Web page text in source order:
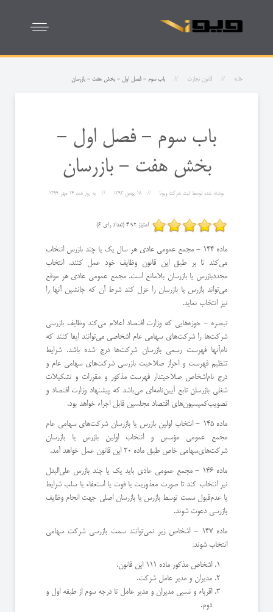
خانه قانون تجارت باب سوم - فصل اول - بخش هفت - بازرسان
باب سوم - فصل اول -
بخش هفت - بازرسان
نوشته شده توسط ثبت شرکت ویونا 18 بهمن 1393 به روز شده 14 مهر 1399
امتیاز 4.92 (تعداد رای 6)
ماده 144 - مجمع عمومی عادی هر سال یك یا چند بازرس انتخاب
می‌كند تا بر طبق این قانون وظایف خود عمل كنند. انتخاب
مجدد‌بازرس یا بازرسان بلامانع است. ‌مجمع عمومی عادی هر موقع
می‌تواند بازرس یا بازرسان را عزل كند شرط آن كه جانشین آنها را
نیز انتخاب نماید.
‌تبصره - حوزه‌هایی كه وزارت اقتصاد اعلام می‌كند وظایف بازرسی
شركت‌ها را شركت‌های سهامی عام اشخاصی می‌توانند ایفا كنند كه
نام‌آنها فهرست رسمی بازرسان شركت‌ها درج شده باشد. شرایط
تنظیم فهرست و احراز صلاحیت بازرسی شركت‌های سهامی عام و
درج نام‌اشخاص صلاحیتدار فهرست مذكور و مقررات و تشكیلات
شغلی بازرسان تابع آیین‌نامه‌ای می‌باشد كه پیشنهاد وزارت اقتصاد و
تصویب‌كمیسیون‌های اقتصاد مجلسین قابل اجراء خواهد بود.
ماده 145 - انتخاب اولین بازرس یا بازرسان شركت‌های سهامی عام
مجمع عمومی مؤسس و انتخاب اولین بازرس یا بازرسان
شركت‌های‌سهامی خاص طبق ماده 20 این قانون عمل خواهد آمد.
ماده 146 - مجمع عمومی عادی باید یك یا چند بازرس علی‌البدل
نیز انتخاب كند تا صورت معذوریت یا فوت یا استعفاء یا سلب شرایط
یا عدم‌قبول سمت توسط بازرس یا بازرسان اصلی جهت انجام وظایف
بازرسی دعوت شوند.
ماده 147 - اشخاص زیر نمی‌توانند سمت بازرسی شركت سهامی
انتخاب شوند:
اشخاص مذكور ماده 111 این قانون.
مدیران و مدیر عامل شركت.
اقرباء و نسبی مدیران و مدیر عامل تا درجه سوم از طبقه اول و
دوم.